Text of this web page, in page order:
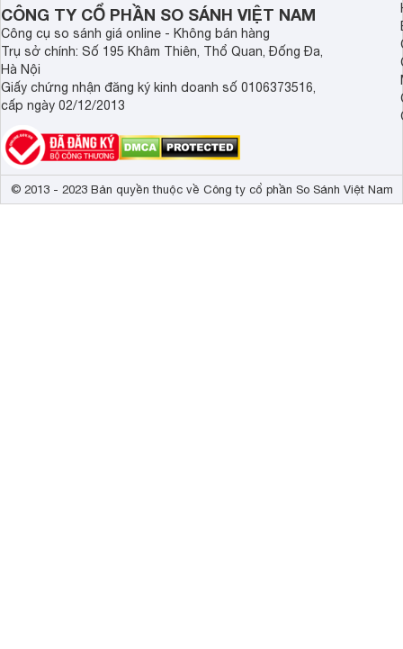
CÔNG TY CỔ PHẦN SO SÁNH VIỆT NAM
Công cụ so sánh giá online - Không bán hàng
Trụ sở chính: Số 195 Khâm Thiên, Thổ Quan, Đống Đa,
Hà Nội
Giấy chứng nhận đăng ký kinh doanh số 0106373516,
cấp ngày 02/12/2013
© 2013 - 2023 Bản quyền thuộc về Công ty cổ phần So Sánh Việt Nam